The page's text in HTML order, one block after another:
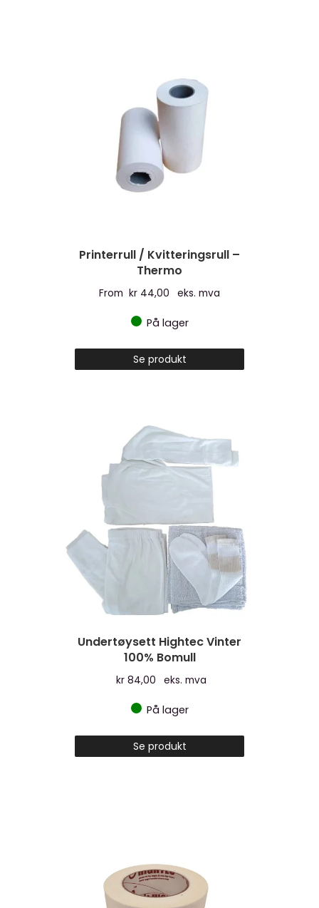
Printerrull / Kvitteringsrull –
Thermo
From kr 44,00 eks. mva
På lager
Se produkt
produktet
Undertøysett Hightec Vinter
100% Bomull
kr84,00 eks. mva
På lager
Se produkt